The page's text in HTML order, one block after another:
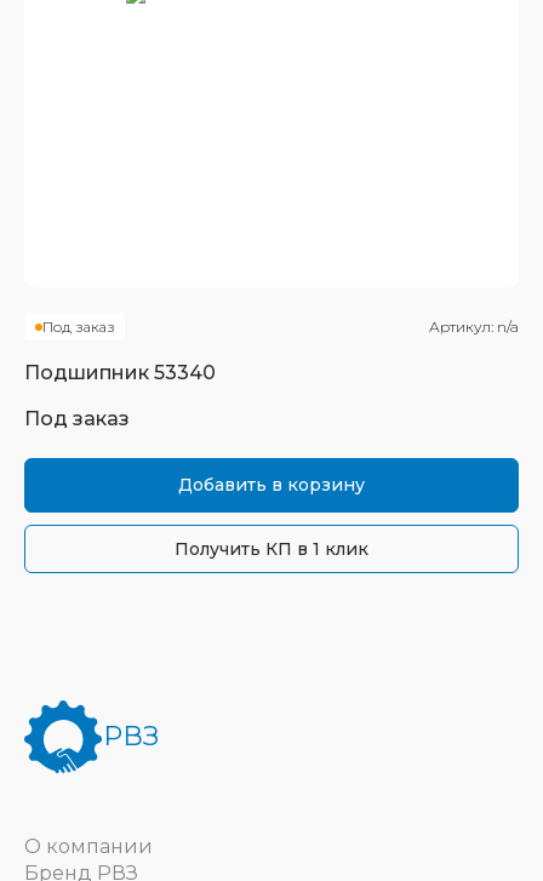
Под заказ Артикул: n/a
Подшипник 53340
Под заказ
Добавить в корзину
Получить КП в 1 клик
РВЗ
О компании
Бренд РВЗ